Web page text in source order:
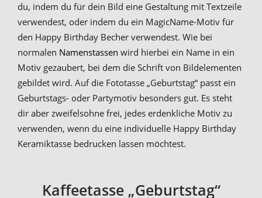
du, indem du für dein Bild eine Gestaltung mit Textzeile
verwendest, oder indem du ein MagicName-Motiv für
den Happy Birthday Becher verwendest. Wie bei
normalen Namenstassen wird hierbei ein Name in ein
Motiv gezaubert, bei dem die Schrift von Bildelementen
gebildet wird. Auf die Fototasse „Geburtstag“ passt ein
Geburtstags- oder Partymotiv besonders gut. Es steht
dir aber zweifelsohne frei, jedes erdenkliche Motiv zu
verwenden, wenn du eine individuelle Happy Birthday
Keramiktasse bedrucken lassen möchtest.
Kaffeetasse „Geburtstag“